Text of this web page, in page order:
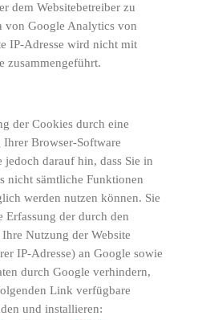
dem Websitebetreiber zu
von Google Analytics von
IP-Adresse wird nicht mit
zusammengeführt.
der Cookies durch eine
Ihrer Browser-Software
darauf hin, dass Sie in
nicht sämtliche Funktionen
werden nutzen können. Sie
Erfassung der durch den
Nutzung der Website
IP-Adresse) an Google sowie
durch Google verhindern,
Link verfügbare
und installieren: